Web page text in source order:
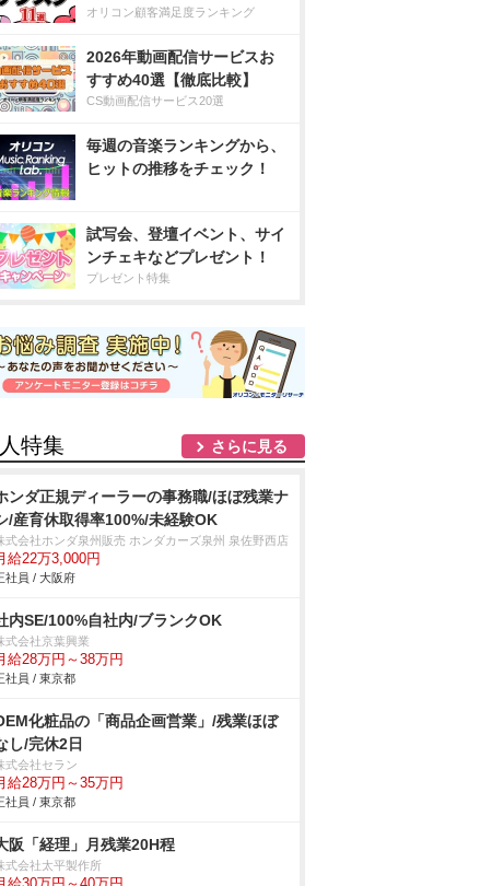
オリコン顧客満足度ランキング
2026年動画配信サービスお
すすめ40選【徹底比較】
CS動画配信サービス20選
毎週の音楽ランキングから、
ヒットの推移をチェック！
試写会、登壇イベント、サイ
ンチェキなどプレゼント！
プレゼント特集
特集 さらに見る
ンダ正規ディーラーの事務職/ほぼ残業ナ
/産育休取得率100%/未経験OK
式会社ホンダ泉州販売 ホンダカーズ泉州 泉佐野西店
給22万3,000円
社員 / 大阪府
内SE/100%自社内/ブランクOK
式会社京葉興業
給28万円～38万円
社員 / 東京都
化粧品の「商品企画営業」/残業ほぼ
し/完休2日
式会社セラン
給28万円～35万円
社員 / 東京都
阪「経理」月残業20H程
式会社太平製作所